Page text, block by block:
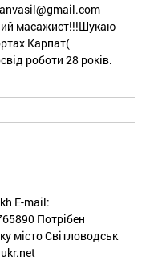
масажист!!!Шукаю
Карпат(
роботи 28 років.
E-mail:
Потрібен
місто Світловодськ